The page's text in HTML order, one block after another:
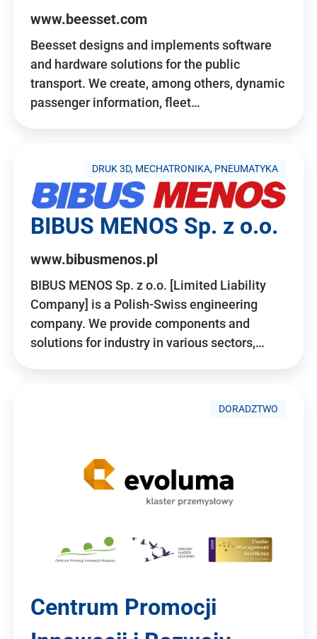
www.beesset.com
Beesset designs and implements software
and hardware solutions for the public
transport. We create, among others, dynamic
passenger information, fleet…
DRUK 3D, MECHATRONIKA, PNEUMATYKA
BIBUS MENOS Sp. z o.o.
www.bibusmenos.pl
BIBUS MENOS Sp. z o.o. [Limited Liability
Company] is a Polish-Swiss engineering
company. We provide components and
solutions for industry in various sectors,…
DORADZTWO
Centrum Promocji